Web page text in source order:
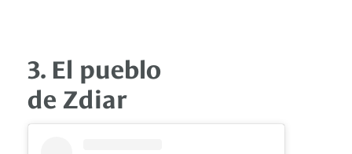
3. El pueblo
de Zdiar